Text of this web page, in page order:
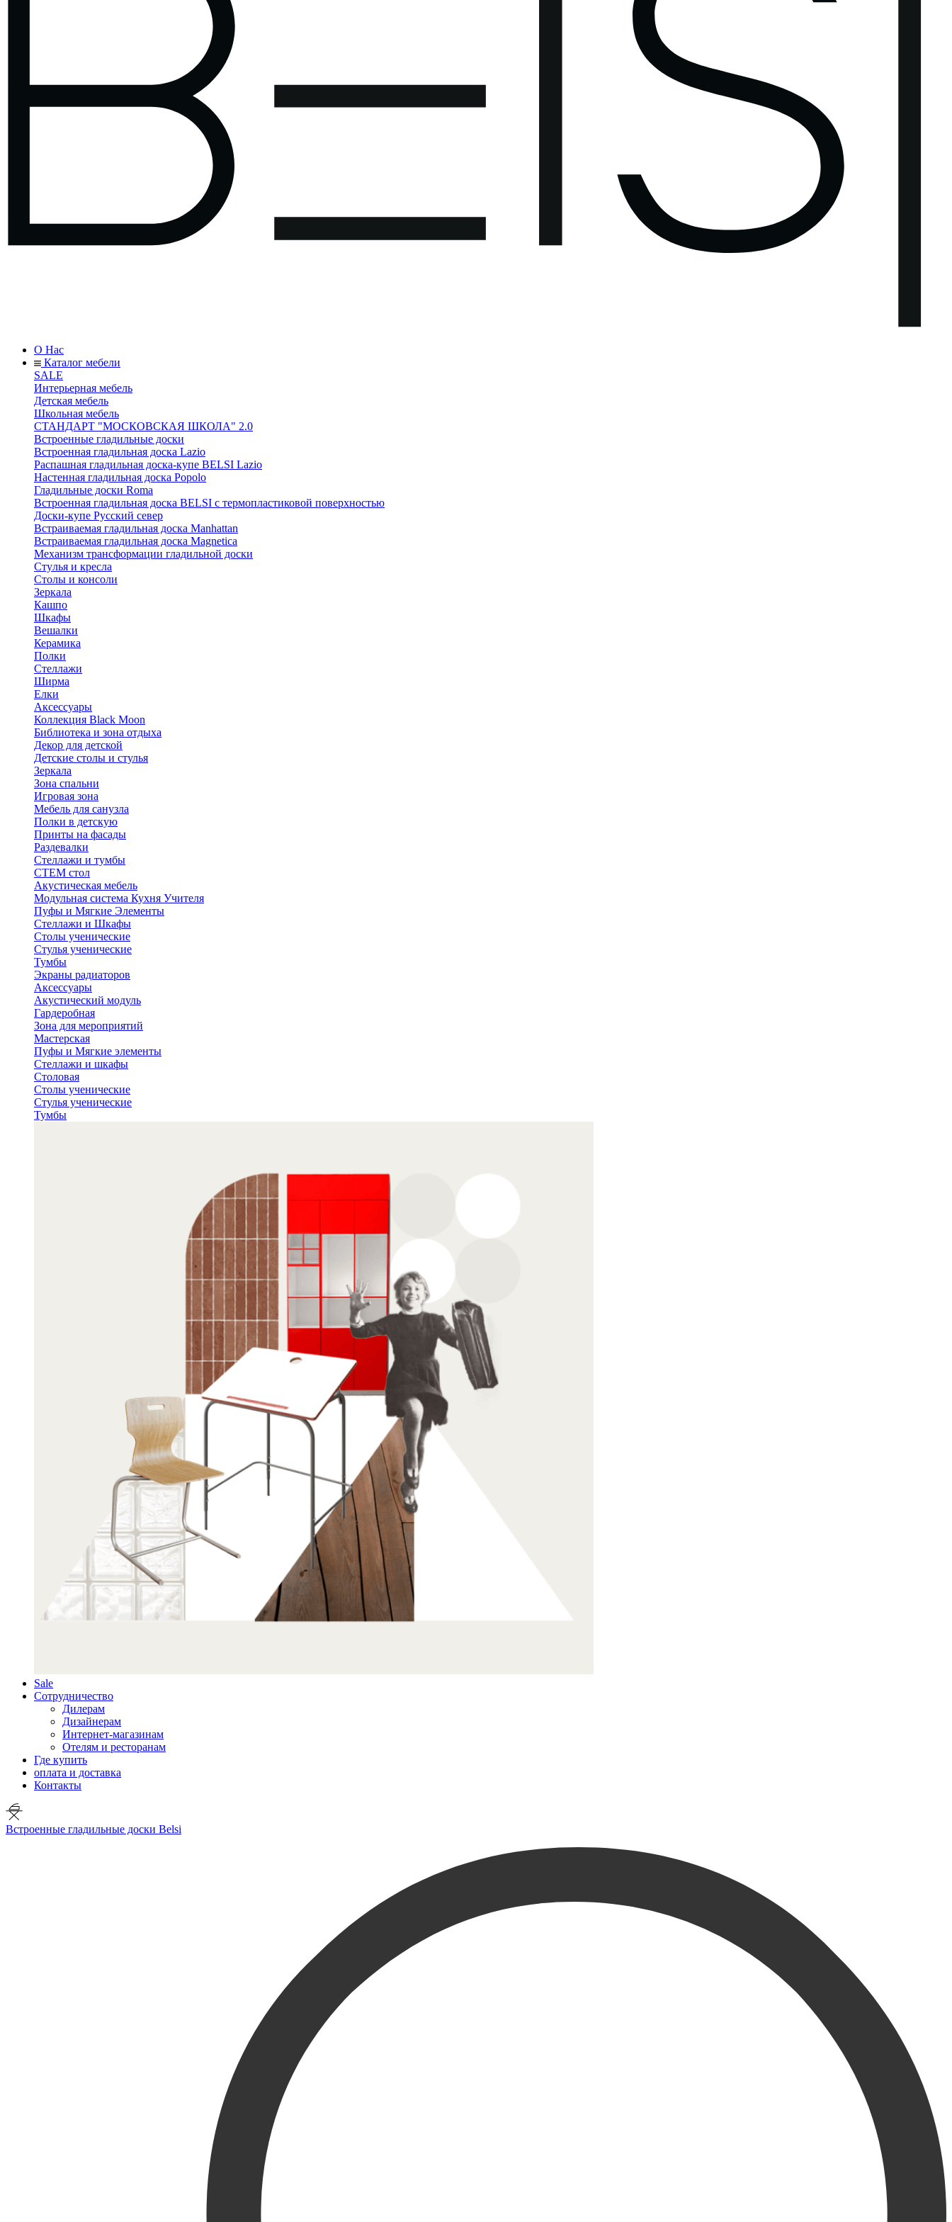
О Нас
Каталог мебели
SALE
Интерьерная мебель
Детская мебель
Школьная мебель
СТАНДАРТ "МОСКОВСКАЯ ШКОЛА" 2.0
Встроенные гладильные доски
Встроенная гладильная доска Lazio
Распашная гладильная доска-купе BELSI Lazio
Настенная гладильная доска Popolo
Гладильные доски Roma
Встроенная гладильная доска BELSI с термопластиковой поверхностью
Доски-купе Русский север
Встраиваемая гладильная доска Manhattan
Встраиваемая гладильная доска Magnetica
Механизм трансформации гладильной доски
Стyлья и кресла
Столы и консоли
Зеркала
Кашпо
Шкафы
Вешалки
Керамика
Полки
Стеллажи
Ширма
Елки
Аксессуары
Коллекция Black Moon
Библиотека и зона отдыха
Декор для детской
Детские столы и стулья
Зеркала
Зона спальни
Игровая зона
Мебель для санузла
Полки в детскую
Принты на фасады
Раздевалки
Стеллажи и тумбы
СТЕМ стол
Акустическая мебель
Модульная система Кухня Учителя
Пуфы и Мягкие Элементы
Стеллажи и Шкафы
Столы ученические
Стулья ученические
Тумбы
Экраны радиаторов
Аксессуары
Акустический модуль
Гардеробная
Зона для мероприятий
Мастерская
Пуфы и Мягкие элементы
Стеллажи и шкафы
Столовая
Столы ученические
Стулья ученические
Тумбы
Sale
Сотрудничество
Дилерам
Дизайнерам
Интернет-магазинам
Отелям и ресторанам
Где купить
оплата и доставка
Контакты
Встроенные гладильные доски Belsi